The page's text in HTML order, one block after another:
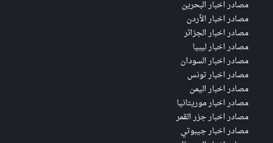
مصادر اخبار البحرين
مصادر اخبار الأردن
مصادر اخبار الجزائر
مصادر اخبار ليبيا
مصادر اخبار السودان
مصادر اخبار تونس
مصادر اخبار اليمن
مصادر اخبار موريتانيا
مصادر اخبار جزر القمر
مصادر اخبار جيبوتي